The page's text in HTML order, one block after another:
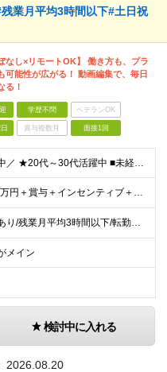
業月平均3時間以下#土日祝
なし×リモートOK】 働き方も、プラ
可能性が広がる！ 動画編集で、毎日
る！
学歴不問 ベテランOK
賞与複数月 面接1回
＼人柄採用実施中／ ★20代～30代活躍中 ■未経験OK ■学歴不問 ■第二新卒歓迎 ■ブランクOK 【こんな方、ぴったりです！】 □ コミュニケーションを大切にできる方 →チーム連携やクライアント
月給21万円～70万円＋賞与＋インセンティブ＋各種手当 ◎インセンティブ 5万～90万円等の支給実績あり！ 貴方の頑張りをしっかり評価します。 【各種手当】 ■賞与年1回 ■昇給年1回（初年度は2
≪リモート案件あり/残業月平均3時間以下/転勤なし/駅から徒歩4分≫ 東京本社、または関東・関西のプロジェクト先 【本社】 東京都豊島区東池袋一丁目17番11号 パークハイツ池袋1105号 【大阪
メイン
検討中に入れる
2026.08.20